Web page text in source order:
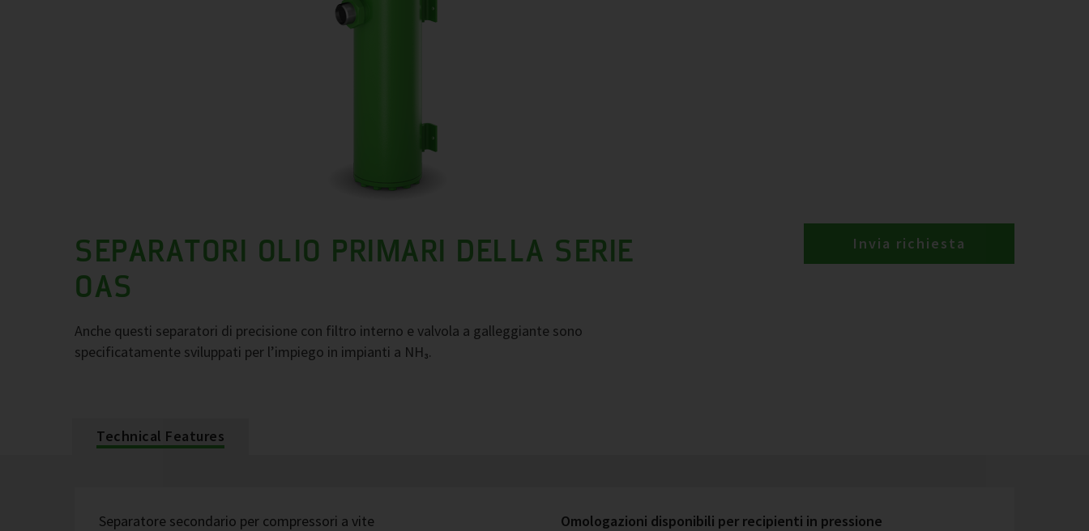
SEPARATORI OLIO PRIMARI DELLA SERIE
OAS
Anche questi separatori di precisione con filtro interno e valvola a galleggiante sono
specificatamente sviluppati per l’impiego in impianti a NH₃.
Invia richiesta
Technical Features
Separatore secondario per compressori a vite
Omologazioni disponibili per recipienti in pressione